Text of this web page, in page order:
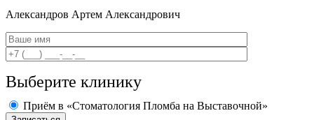
Александров Артем Александрович
Выберите клинику
Приём в «Стоматология Пломба на Выставочной»